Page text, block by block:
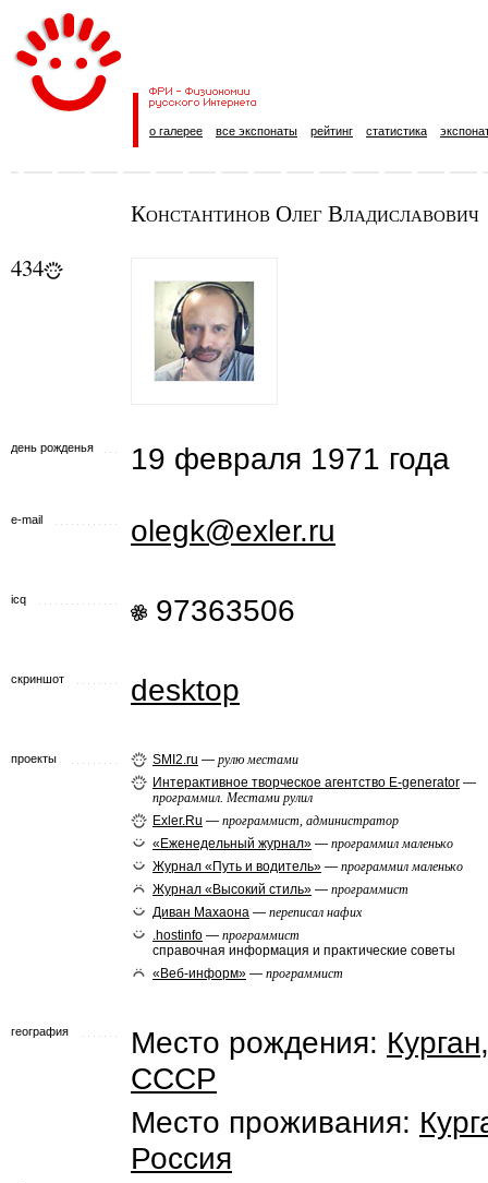
о галерее все экспонаты рейтинг статистика
Константинов Олег Владиславович
434
день рожденья 19 февраля 1971 года
e-mail olegk@exler.ru
icq 97363506
скриншот desktop
проекты SMI2.ru — рулю местами
Интерактивное творческое агентство E-generator —
программил. Местами рулил
Exler.Ru — программист, администратор
«Еженедельный журнал» — программил маленько
Журнал «Путь и водитель» — программил маленько
Журнал «Высокий стиль» — программист
Диван Махаона — переписал нафих
.hostinfo — программист
справочная информация и практические советы
«Веб-информ» — программист
география Место рождения: Курган,
СССР
Место проживания:
Россия